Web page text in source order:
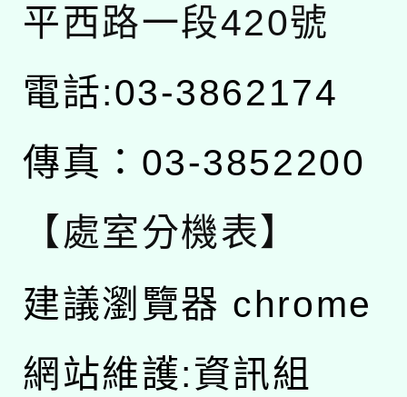
平西路一段420號
電話:03-3862174
傳真：03-3852200
【處室分機表】
建議瀏覽器 chrome
網站維護:資訊組